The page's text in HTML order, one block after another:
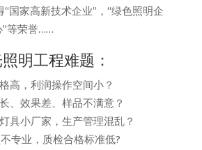
国家高新技术企业”，“绿色照明企
”等荣誉……
明工程难题：
高，利润操作空间小？
、效果差、样品不满意？
具小厂家，生产管理混乱？
专业，质检合格标准低?